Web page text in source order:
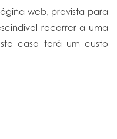
web, prevista para
recorrer a uma
caso terá um custo